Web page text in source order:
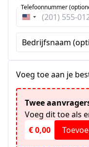
Verenigde
Staten
+1
Telefoonnummer
Bedrijfsnaam
Voeg toe aan je
Twee
Voeg dit toe als
€ 0,00